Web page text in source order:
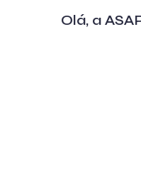
Olá, a